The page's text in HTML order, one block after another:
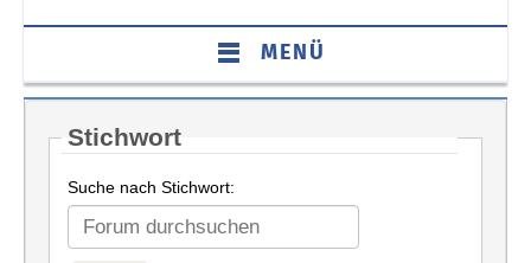
MENÜ
Stichwort
Suche nach Stichwort: